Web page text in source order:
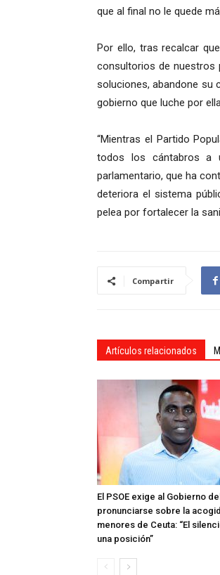
que al final no le quede
Por ello, tras recalcar
consultorios de nuestros
soluciones, abandone su
gobierno que luche por
“Mientras el Partido
todos los cántabros a
parlamentario, que ha
deteriora el sistema
pelea por fortalecer la
Compartir
Artículos relacionados
El PSOE exige al Gobierno
pronunciarse sobre la
menores de Ceuta: “El
una posición”